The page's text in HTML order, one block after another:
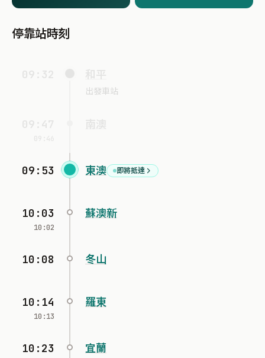
停靠站時刻
出發車站
09:53 東澳 即將抵達
10:03
10:02
蘇澳新
10:08 冬山
10:14
10:13
羅東
10:23 宜蘭